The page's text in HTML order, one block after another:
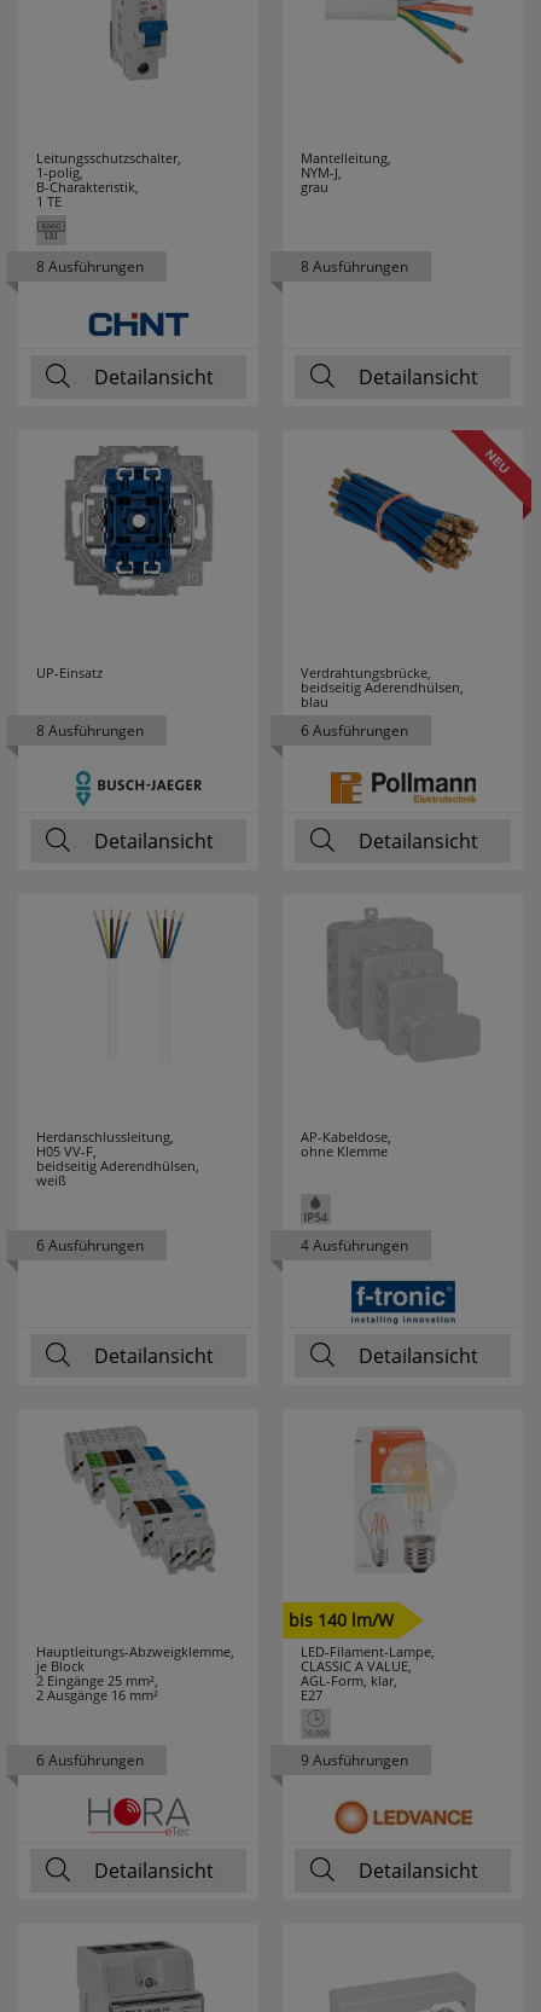
Leitungsschutzschalter,
1-polig,
B-Charakteristik,
1 TE
8 Ausführungen
Detailansicht
Mantelleitung,
NYM-J,
grau
8 Ausführungen
Detailansicht
UP-Einsatz
8 Ausführungen
Detailansicht
Verdrahtungsbrücke,
beidseitig Aderendhülsen,
blau
6 Ausführungen
Detailansicht
Herdanschlussleitung,
H05 VV-F,
beidseitig Aderendhülsen,
weiß
6 Ausführungen
Detailansicht
AP-Kabeldose,
ohne Klemme
4 Ausführungen
Detailansicht
Hauptleitungs-Abzweigklemme,
je Block
2 Eingänge 25 mm²,
2 Ausgänge 16 mm²
6 Ausführungen
Detailansicht
bis 140 lm/W
LED-Filament-Lampe,
CLASSIC A VALUE,
AGL-Form, klar,
E27
9 Ausführungen
Detailansicht